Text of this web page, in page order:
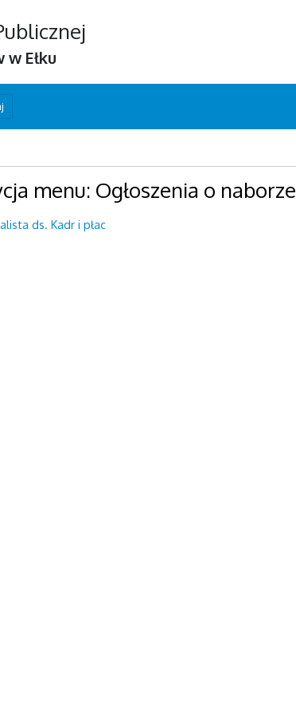
w Ełku
menu: Ogłoszenia o naborze
ds. Kadr i płac